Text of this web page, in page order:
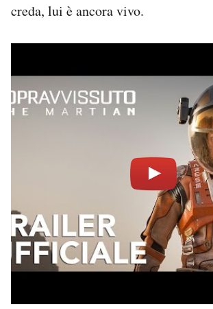
creda, lui è ancora vivo.